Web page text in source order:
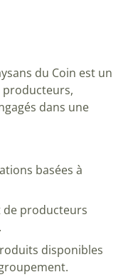
du Coin est un
producteurs,
dans une
basées à
de producteurs
disponibles